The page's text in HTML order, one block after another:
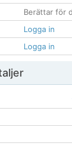
Berättar för
Logga in
Logga in